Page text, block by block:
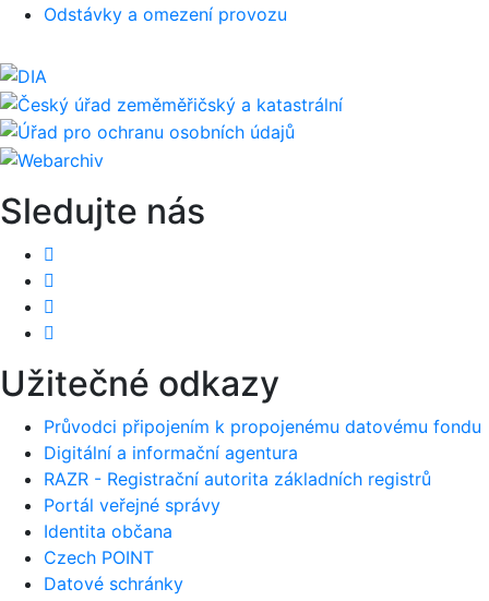
Odstávky a omezení provozu
Sledujte nás
Užitečné odkazy
Průvodci připojením k propojenému datovému fondu
Digitální a informační agentura
RAZR - Registrační autorita základních registrů
Portál veřejné správy
Identita občana
Czech POINT
Datové schránky